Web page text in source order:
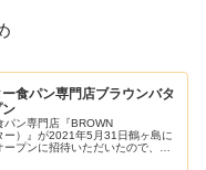
食パン専門店ブラウンバタ
ン
パン専門店『BROWN
ー）』が2021年5月31日鶴ヶ島に
ープンに招待いただいたので、商